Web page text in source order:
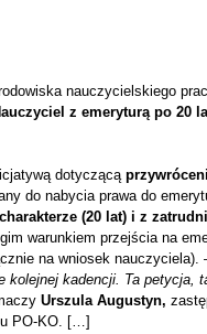
nauczycielskiego
z emeryturą po 20
dotyczącą
do nabycia prawa do
(20 lat) i z
warunkiem przejścia na
na wniosek nauczyciela).
kolejnej kadencji. Ta petycja,
Urszula Augustyn,
PO-KO. […]